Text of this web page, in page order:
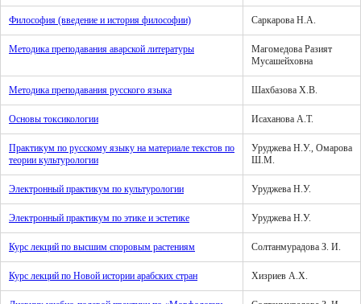
Философия (введение и история философии) Саркарова Н.А.
Методика преподавания аварской литературы
Магомедова Разият
Мусашейховна
Методика преподавания русского языка Шахбазова Х.В.
Основы токсикологии Исаханова А.Т.
Практикум по русскому языку на материале текстов по
теории культурологии
Уруджева Н.У., Омарова
Ш.М.
Электронный практикум по культурологии Уруджева Н.У.
Электронный практикум по этике и эстетике Уруджева Н.У.
Курс лекций по высшим споровым растениям Солтанмурадова З. И.
Курс лекций по Новой истории арабских стран Хизриев А.Х.